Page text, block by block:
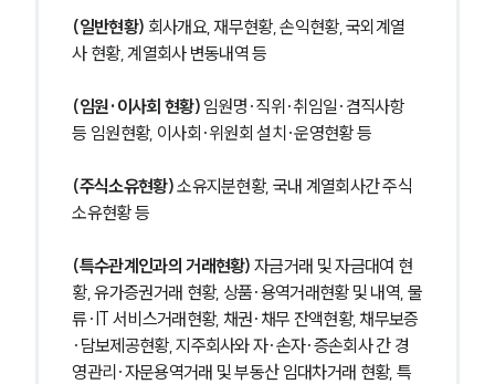
(일반현황) 회사개요, 재무현황, 손익현황, 국외계열
사 현황, 계열회사 변동내역 등
(임원·이사회 현황) 임원명·직위·취임일·겸직사항
등 임원현황, 이사회·위원회 설치·운영현황 등
(주식소유현황) 소유지분현황, 국내 계열회사간 주식
소유현황 등
(특수관계인과의 거래현황) 자금거래 및 자금대여 현
황, 유가증권거래 현황, 상품·용역거래현황 및 내역, 물
류·IT 서비스거래현황, 채권·채무 잔액현황, 채무보증
·담보제공현황, 지주회사와 자·손자·증손회사 간 경
영관리·자문용역거래 및 부동산 임대차거래 현황, 특